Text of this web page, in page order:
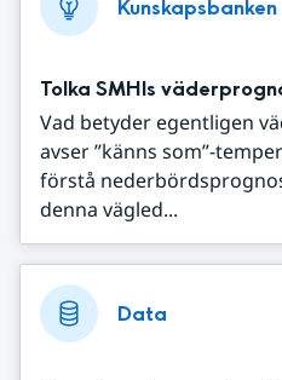
Kunskapsbanken
Tolka SMHIs
Vad betyder egentligen
avser ”känns som”-
förstå
denna vägled...
Data